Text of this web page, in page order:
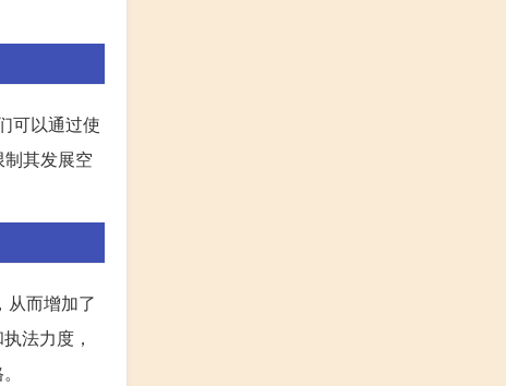
可以通过使
其发展空
从而增加了
法力度，